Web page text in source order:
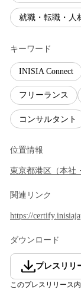
就職・転職・人
キーワード
INISIA Connect
フリーランス
コンサルタント
位置情報
東京都港区 （本社
関連リンク
https://
ダウンロード
プレスリリ
このプレスリリース